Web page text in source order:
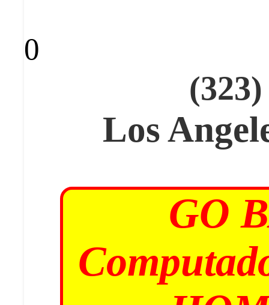
0
Los
GO